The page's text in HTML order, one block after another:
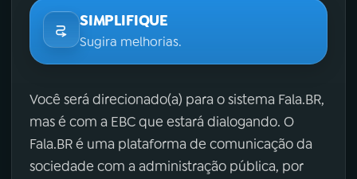
SIMPLIFIQUE
Sugira melhorias.
Você será direcionado(a) para o sistema Fala.BR,
mas é com a EBC que estará dialogando. O
Fala.BR é uma plataforma de comunicação da
sociedade com a administração pública, por